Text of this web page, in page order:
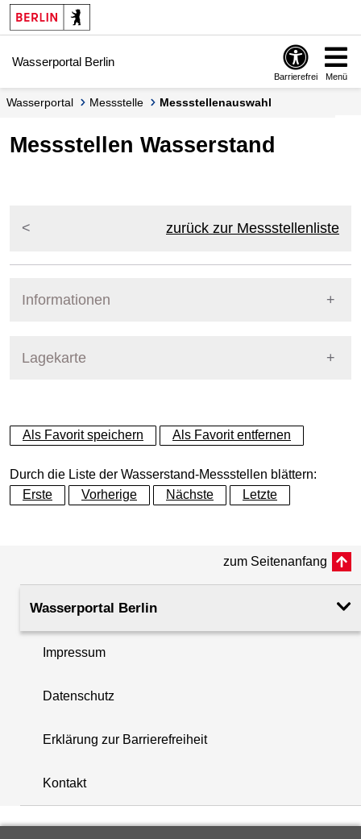
Springe zur Navigation
Springe zum Inhalt
Wasserportal Berlin
Barrierefrei Menü
Wasserportal Messstelle Messstellenauswahl
Messstellen Wasserstand
zurück zur Messstellenliste
Informationen
Lagekarte
+
−
+
−
Als Favorit speichern Als Favorit entfernen
Durch die Liste der Wasserstand-Messstellen blättern:
Erste
Vorherige Nächste Letzte
zum Seitenanfang
Wasserportal Berlin
Impressum
Datenschutz
Erklärung zur Barrierefreiheit
Kontakt